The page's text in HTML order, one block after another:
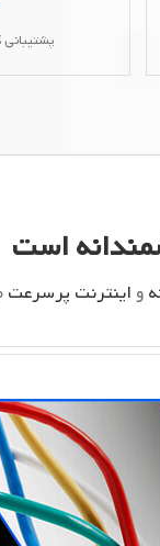
پشتیبانی
است
واینترنت پرسرعت